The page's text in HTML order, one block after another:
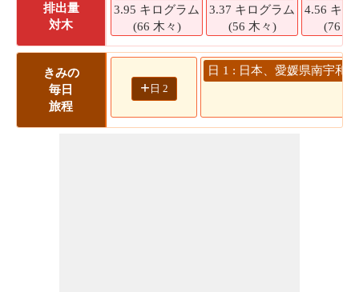
排出量
対木
3.95 キログラム
(66 木々)
3.37 キログラム
(56 木々)
4.56 キロ
(76 木
きみの
毎日
旅程
+ 日 2
日 1 : 日本、愛媛県南宇和